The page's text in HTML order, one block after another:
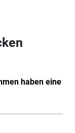
haben eine